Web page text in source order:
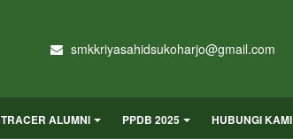
smkkriyasahidsukoharjo@gmail.com
TRACER ALUMNI PPDB 2025 HUBUNGI KAMI